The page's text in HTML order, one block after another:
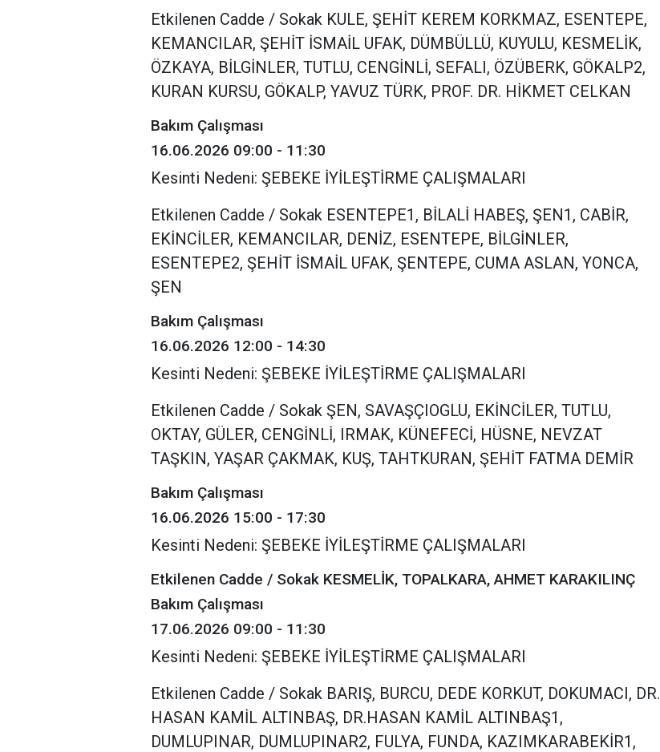
Etkilenen Cadde / Sokak KULE, ŞEHİT KEREM KORKMAZ, ESENTEPE,
KEMANCILAR, ŞEHİT İSMAİL UFAK, DÜMBÜLLÜ, KUYULU, KESMELİK,
ÖZKAYA, BİLGİNLER, TUTLU, CENGİNLİ, SEFALI, ÖZÜBERK, GÖKALP2,
KURAN KURSU, GÖKALP, YAVUZ TÜRK, PROF. DR. HİKMET CELKAN
Bakım Çalışması
16.06.2026 09:00 - 11:30
Kesinti Nedeni: ŞEBEKE İYİLEŞTİRME ÇALIŞMALARI
Etkilenen Cadde / Sokak ESENTEPE1, BİLALİ HABEŞ, ŞEN1, CABİR,
EKİNCİLER, KEMANCILAR, DENİZ, ESENTEPE, BİLGİNLER,
ESENTEPE2, ŞEHİT İSMAİL UFAK, ŞENTEPE, CUMA ASLAN, YONCA,
ŞEN
Bakım Çalışması
16.06.2026 12:00 - 14:30
Kesinti Nedeni: ŞEBEKE İYİLEŞTİRME ÇALIŞMALARI
Etkilenen Cadde / Sokak ŞEN, SAVAŞÇIOGLU, EKİNCİLER, TUTLU,
OKTAY, GÜLER, CENGİNLİ, IRMAK, KÜNEFECİ, HÜSNE, NEVZAT
TAŞKIN, YAŞAR ÇAKMAK, KUŞ, TAHTKURAN, ŞEHİT FATMA DEMİR
Bakım Çalışması
16.06.2026 15:00 - 17:30
Kesinti Nedeni: ŞEBEKE İYİLEŞTİRME ÇALIŞMALARI
Etkilenen Cadde / Sokak KESMELİK, TOPALKARA, AHMET KARAKILINÇ
Bakım Çalışması
17.06.2026 09:00 - 11:30
Kesinti Nedeni: ŞEBEKE İYİLEŞTİRME ÇALIŞMALARI
Etkilenen Cadde / Sokak BARIŞ, BURCU, DEDE KORKUT, DOKUMACI, DR.
HASAN KAMİL ALTINBAŞ, DR.HASAN KAMİL ALTINBAŞ1,
DUMLUPINAR, DUMLUPINAR2, FULYA, FUNDA, KAZIMKARABEKİR1,